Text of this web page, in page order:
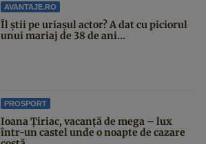
AVANTAJE.RO
Îl știi pe uriașul actor? A dat cu piciorul
unui mariaj de 38 de ani...
PROSPORT
Ioana Țiriac, vacanță de mega – lux
într-un castel unde o noapte de cazare